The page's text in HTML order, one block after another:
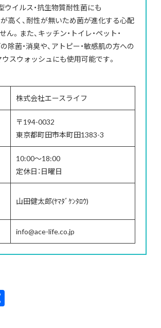
ウイルス・抗生物質耐性菌にも
高く、耐性が無いため菌が進化する心配
ん。また、キッチン・トイレ・ペット・
除菌・消臭や、アトピー・敏感肌の方への
ウスウォッシュにも使用可能です。
株式会社エースライフ
〒194-0032
東京都町田市本町田1383-3
10:00～18:00
定休日：日曜日
山田健太郎(ﾔﾏﾀﾞｹﾝﾀﾛｳ)
info@ace-life.co.jp